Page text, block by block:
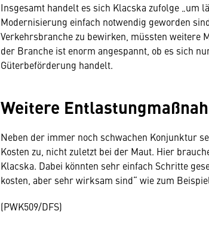
Insgesamt handelt es sich Klacska zufolge „um
Modernisierung einfach notwendig geworden
Verkehrsbranche zu bewirken, müssten weitere
der Branche ist enorm angespannt, ob es sich
Güterbeförderung handelt.
Weitere
Neben der immer noch schwachen Konjunktur
Kosten zu, nicht zuletzt bei der Maut. Hier
Klacska. Dabei könnten sehr einfach Schritte
kosten, aber sehr wirksam sind“ wie zum
(PWK509/DFS)